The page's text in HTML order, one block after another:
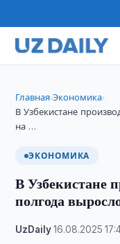
Главная›Экономика›
В Узбекистане
на …
ЭКОНОМИКА
В Узбекистане
полгода
UzDaily·16.08.2025 ·